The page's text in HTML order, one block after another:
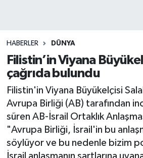
HABERLER DÜNYA
Filistin’in Viyana
çağrıda bulundu
Filistin'in Viyana Büyükelçisi
Avrupa Birliği (AB) tarafından
süren AB-İsrail Ortaklık
"Avrupa Birliği, İsrail'in bu
söylüyor ve bu nedenle bizim
Magazin
Spor
Sağlık
Teknoloji
Turizm
Süper Lig Puan Durumu ve
Tüm Manşetler
Son Dakika Haberleri
Haber Arşivi